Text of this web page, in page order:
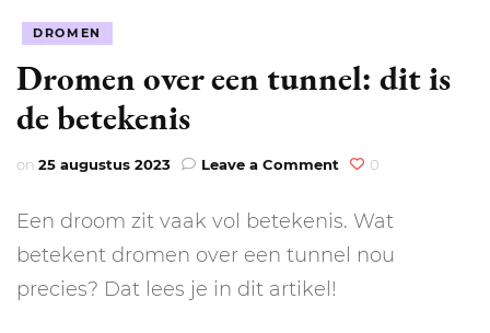
DROMEN
Dromen over een tunnel: dit is
de betekenis
on 25 augustus 2023 Leave a Comment on
een
tunnel:
0
Een droom zit vaak vol betekenis. Wat
betekent dromen over een tunnel nou
precies? Dat lees je in dit artikel!